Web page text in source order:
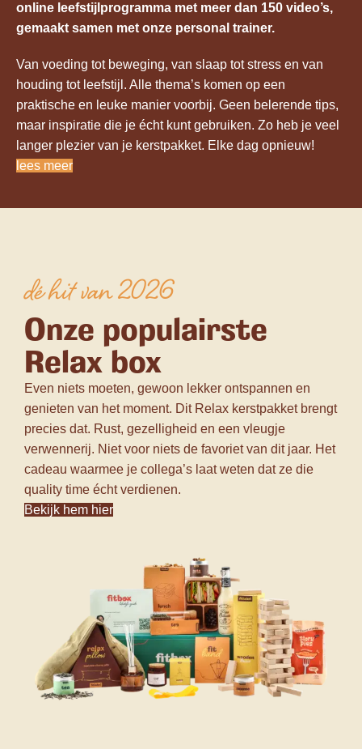
online leefstijlprogramma met meer dan 150 video’s,
gemaakt samen met onze personal trainer.
Van voeding tot beweging, van slaap tot stress en van
houding tot leefstijl. Alle thema’s komen op een
praktische en leuke manier voorbij. Geen belerende tips,
maar inspiratie die je écht kunt gebruiken. Zo heb je veel
langer plezier van je kerstpakket. Elke dag opnieuw!
lees meer
dé hit van 2026
Onze populairste
Relax box
Even niets moeten, gewoon lekker ontspannen en
genieten van het moment. Dit Relax kerstpakket brengt
precies dat. Rust, gezelligheid en een vleugje
verwennerij. Niet voor niets de favoriet van dit jaar. Het
cadeau waarmee je collega’s laat weten dat ze die
quality time écht verdienen.
Bekijk hem hier